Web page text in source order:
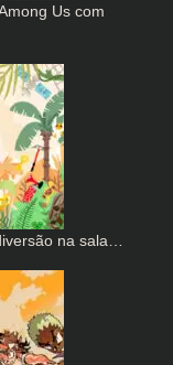
Us com
na sala…